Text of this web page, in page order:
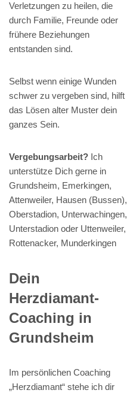
Verletzungen zu heilen, die
durch Familie, Freunde oder
frühere Beziehungen
entstanden sind.
Selbst wenn einige Wunden
schwer zu vergeben sind, hilft
das Lösen alter Muster dein
ganzes Sein.
Vergebungsarbeit? Ich
unterstütze Dich gerne in
Grundsheim, Emerkingen,
Attenweiler, Hausen (Bussen),
Oberstadion, Unterwachingen,
Unterstadion oder Uttenweiler,
Rottenacker, Munderkingen
Dein
Herzdiamant-
Coaching in
Grundsheim
Im persönlichen Coaching
„Herzdiamant“ stehe ich dir